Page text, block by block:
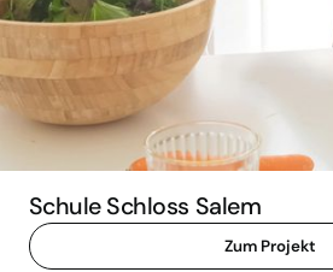
Schule Schloss Salem
Zum Projekt